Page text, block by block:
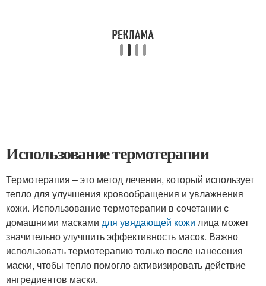
Использование термотерапии
Термотерапия – это метод лечения, который использует
тепло для улучшения кровообращения и увлажнения
кожи. Использование термотерапии в сочетании с
домашними масками для увядающей кожи лица может
значительно улучшить эффективность масок. Важно
использовать термотерапию только после нанесения
маски, чтобы тепло помогло активизировать действие
ингредиентов маски.